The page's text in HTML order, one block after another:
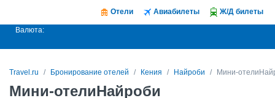
Отели Авиабилеты Ж/Д билеты
Валюта:
Travel.ru Бронирование отелей Кения Найроби Мини-
Мини-отелиНайроби